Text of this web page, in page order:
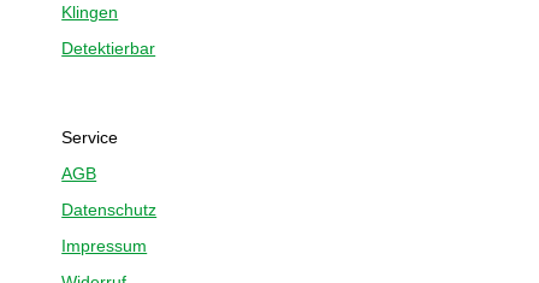
Klingen
Detektierbar
Service
AGB
Datenschutz
Impressum